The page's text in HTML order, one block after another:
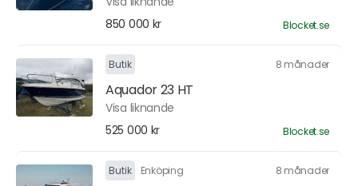
850 000 kr
Blocket.se
Butik 8 månader
Aquador 23 HT
Visa liknande
525 000 kr
Blocket.se
Butik Enköping 8 månader